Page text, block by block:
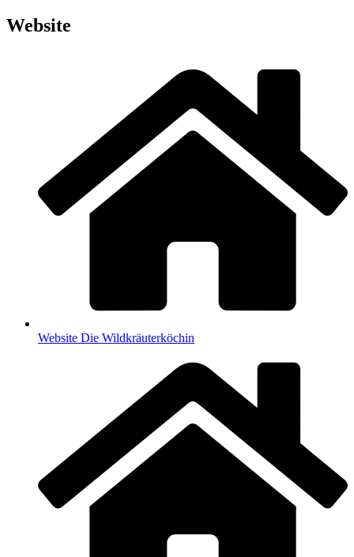
Website
Web­site Die Wildkräuterköchin